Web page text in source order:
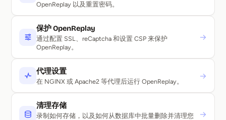
OpenReplay 以及重置密码。
保护 OpenReplay
通过配置 SSL、reCaptcha 和设置 CSP 来保护
OpenReplay。
→
代理设置
在 NGINX 或 Apache2 等代理后运行 OpenReplay。
→
清理存储
录制如何存储，以及如何从数据库中批量删除并清理您
→